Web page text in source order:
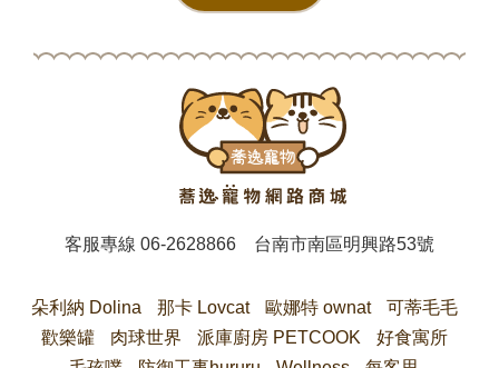
客服專線06-2628866 台南市南區明興路53號
朵利納 Dolina 那卡 Lovcat 歐娜特 ownat
可蒂毛毛
歡樂罐
肉球世界 派庫廚房 PETCOOK
好食寓所